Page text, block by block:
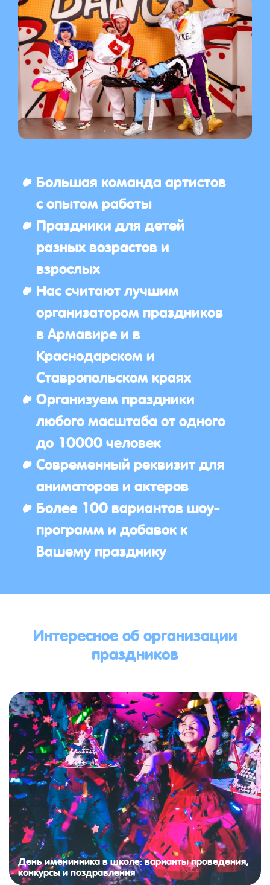
Большая команда артистов
с опытом работы
Праздники для детей
разных возрастов и
взрослых
Нас считают лучшим
организатором праздников
в Армавире и в
Краснодарском и
Ставропольском краях
Организуем праздники
любого масштаба от одного
до 10000 человек
Современный реквизит для
аниматоров и актеров
Более 100 вариантов шоу-
программ и добавок к
Вашему празднику
Интересное об организации
праздников
День именинника в школе: варианты проведения,
конкурсы и поздравления